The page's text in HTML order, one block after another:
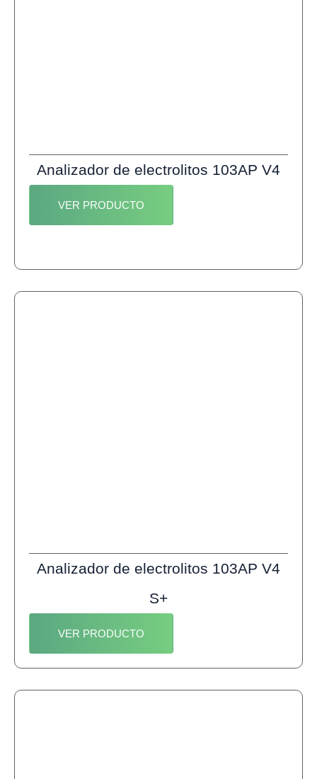
Analizador de electrolitos 103AP V4
VER PRODUCTO
Analizador de electrolitos 103AP V4
S+
VER PRODUCTO